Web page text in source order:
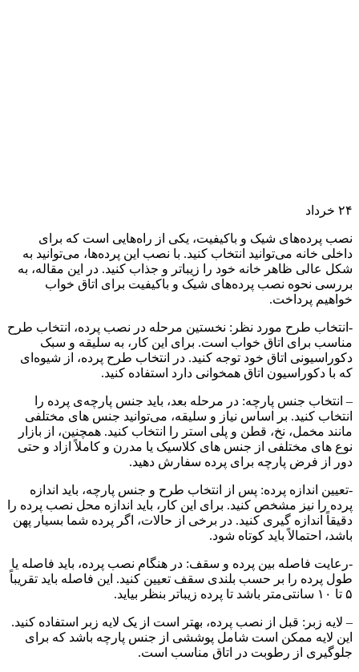
۲۴ خرداد
نصب پرده‌های شیک و باکیفیت، یکی از راه‌هایی است که برای
داخلی خانه می‌توانید انتخاب کنید. با نصب این پرده‌ها، می‌توانید به
شکل عالی ظاهر خانه خود را زیباتر و جذاب کنید. در این مقاله، به
بررسی نحوه نصب پرده‌های شیک و باکیفیت برای اتاق خواب
خواهیم پرداخت.
-انتخاب طرح مورد نظر: نخستین مرحله در نصب پرده، انتخاب طرح
مناسب برای اتاق خواب است. برای این کار، به سلیقه و سبک
دکوراسیونی اتاق خود توجه کنید. در انتخاب طرح پرده، از شیوه‌ای
که با دکوراسیون اتاق همخوانی دارد استفاده کنید.
– انتخاب جنس پارچه: در مرحله بعد، باید جنس پارچه‌ی پرده را
انتخاب کنید. بر اساس نیاز و سلیقه، می‌توانید جنس های مختلفی
مانند مخمل، نخ، قطن و پلی استر را انتخاب کنید. همچنین، از بازار
نوع های مختلفی از جنس های کلاسیک یا مدرن و کاملاً ازاد و حتی
دور از فرض پارچه برای پرده سفارش دهید.
-تعیین اندازه پرده: پس از انتخاب طرح و جنس پارچه، باید اندازه
پرده را نیز مشخص کنید. برای این کار، باید اندازه محل نصب پرده را
دقیقاً اندازه گیری کنید. در برخی از حالات، اگر پرده شما بسیار پهن
باشد، احتمالاً باید کوتاه شود.
-رعایت فاصله بین پرده و سقف: در هنگام نصب پرده، باید فاصله یا
طول پرده را بر حسب بلندی سقف تعیین کنید. این فاصله باید تقریباً
۵ تا ۱۰ سانتی‌متر باشد تا پرده زیباتر بنظر بیاید.
– لایه زبر: قبل از نصب پرده، بهتر است از یک لایه زبر استفاده کنید.
این لایه ممکن است شامل پوششی از جنس پارچه باشد که برای
جلوگیری از رطوبت در اتاق مناسب است.